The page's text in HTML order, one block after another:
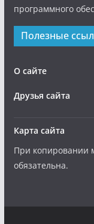
программного
Полезные
О сайте
Друзья сайта
Карта сайта
При копировании
обязательна.